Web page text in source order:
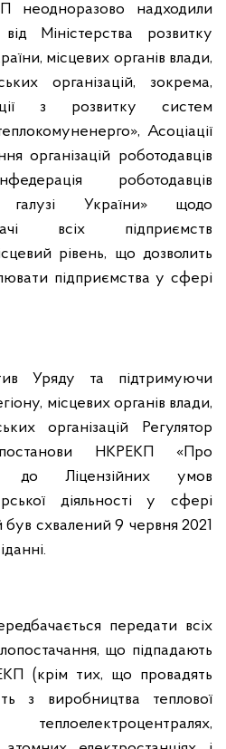
неодноразово надходили
Міністерства розвитку
місцевих органів влади,
організацій, зокрема,
з розвитку систем
Асоціації
організацій роботодавців
роботодавців
галузі України» щодо
всіх підприємств
рівень, що дозволить
підприємства у сфері
Уряду та підтримуючи
місцевих органів влади,
організацій Регулятор
НКРЕКП «Про
до Ліцензійних умов
діяльності у сфері
був схвалений 9 червня 2021
передати всіх
що підпадають
(крім тих, що провадять
з виробництва теплової